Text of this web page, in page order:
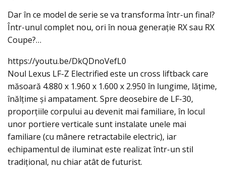
Dar în ce model de serie se va transforma într-un final?
Într-unul complet nou, ori în noua generaţie RX sau RX
Coupe?…
https://youtu.be/DkQDnoVefL0
Noul Lexus LF-Z Electrified este un cross liftback care
măsoară 4.880 x 1.960 x 1.600 x 2.950 în lungime, lăţime,
înălţime şi ampatament. Spre deosebire de LF-30,
proporțiile corpului au devenit mai familiare, în locul
unor portiere verticale sunt instalate unele mai
familiare (cu mânere retractabile electric), iar
echipamentul de iluminat este realizat într-un stil
tradițional, nu chiar atât de futurist.